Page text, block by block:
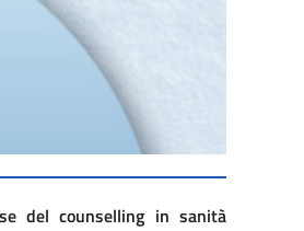
del counselling in sanità